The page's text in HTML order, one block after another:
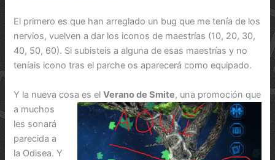
El primero es que han arreglado un bug que me tenía de los
nervios, vuelven a dar los iconos de maestrías (10, 20, 30,
40, 50, 60). Si subisteis a alguna de esas maestrías y no
teníais icono tras el parche os aparecerá como equipado.
Y la nueva cosa es elVerano de Smite, una promoción que
a muchos
les sonará
parecida a
la Odisea. Y